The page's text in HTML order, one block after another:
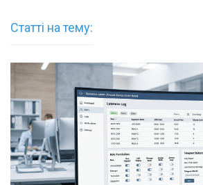
Статті на тему: